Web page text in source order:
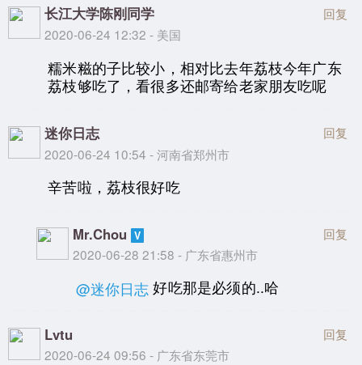
长江大学陈刚同学
2020-06-24 12:32 - 美国
回复
糯米糍的子比较小，相对比去年荔枝今年广东
荔枝够吃了，看很多还邮寄给老家朋友吃呢
迷你日志
2020-06-24 10:54 - 河南省郑州市
回复
辛苦啦，荔枝很好吃
Mr.Chou
2020-06-28 21:58 - 广东省惠州市
回复
@迷你日志 好吃那是必须的..哈
Lvtu
2020-06-24 09:56 - 广东省东莞市
回复